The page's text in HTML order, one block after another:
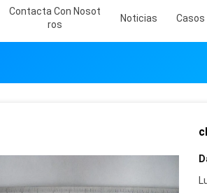
Contacta Con Nosot
Ros
Noticias Casos